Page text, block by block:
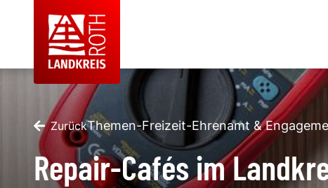
ZurückThemen-Freizeit-Ehrenamt &
Repair-Cafés im